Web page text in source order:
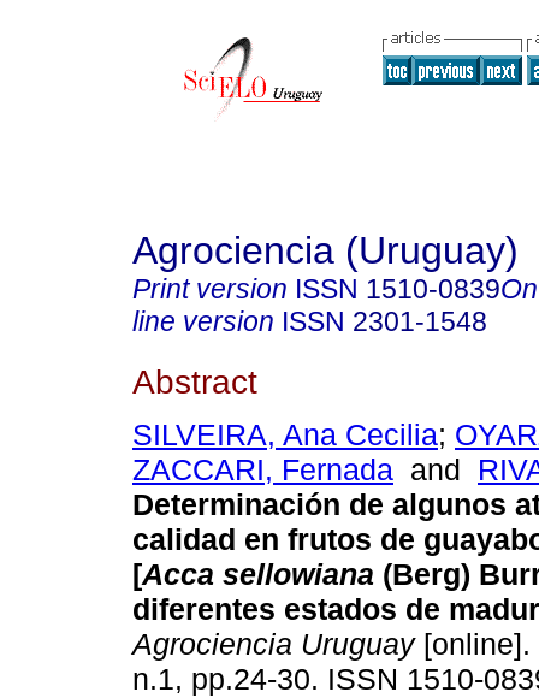
Agrociencia (Uruguay)
Print version ISSN 1510-0839
line version ISSN 2301-1548
Abstract
SILVEIRA, Ana Cecilia;
ZACCARI, Fernada and
Determinación de algunos
calidad en frutos de
[Acca sellowiana (Berg)
diferentes estados de
Agrociencia Uruguay[online].
n.1, pp.24-30. ISSN 1510-